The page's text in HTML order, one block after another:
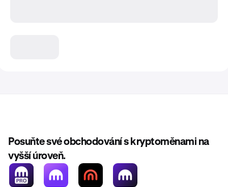
Posuňte své obchodování s kryptoměnami na
vyšší úroveň.